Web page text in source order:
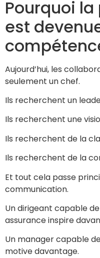
Pourquoi
est
Aujourd’hui, les
seulement un chef.
Ils recherchent un
Ils recherchent une
Ils recherchent de la
Ils recherchent de la
Et tout cela passe
communication.
Un dirigeant capable
assurance inspire
Un manager capable
motive davantage.